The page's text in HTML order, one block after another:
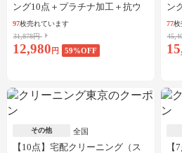
ング10点＋プラチナ加工＋抗ウ
イルス加工
97枚売れています
31,878円
12,980 円 59%OFF
ン
加
77枚
その他 全国
【10点】宅配クリーニング（ス
【